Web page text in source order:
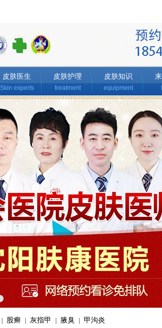
皮肤医生
Skin experts
皮肤护理
treatment
皮肤知识
equipment
股癣 灰指甲 腋臭
甲沟炎